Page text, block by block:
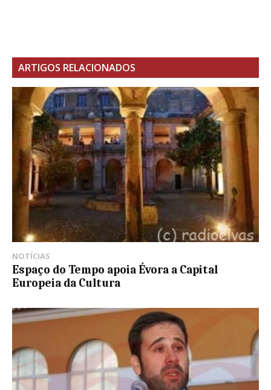
ARTIGOS RELACIONADOS
NOTÍCIAS
Espaço do Tempo apoia Évora a Capital
Europeia da Cultura